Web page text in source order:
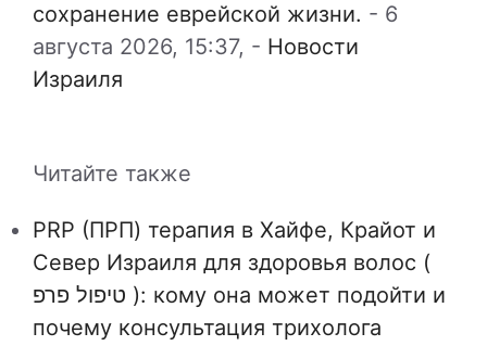
сохранение еврейской жизни. - 6
августа 2026, 15:37, - Новости
Израиля
Читайте также
PRP (ПРП) терапия в Хайфе, Крайот и
Север Израиля для здоровья волос (
טיפול פרפ ): кому она может подойти и
почему консультация трихолога